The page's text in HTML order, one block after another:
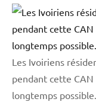
Les Ivoiriens
pendant cette
longtemps